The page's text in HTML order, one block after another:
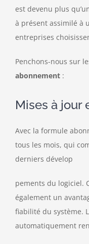
est devenu plus
à présent assimilé à
entreprises
Penchons-nous sur
abonnement :
Mises à jour
Avec la formule
tous les mois, qui
derniers dévelop
pements du logiciel.
également un
fiabilité du système.
automatiquement